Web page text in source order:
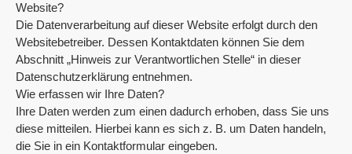
Website?
Die Datenverarbeitung auf dieser Website erfolgt durch den
Websitebetreiber. Dessen Kontaktdaten können Sie dem
Abschnitt „Hinweis zur Verantwortlichen Stelle“ in dieser
Datenschutzerklärung entnehmen.
Wie erfassen wir Ihre Daten?
Ihre Daten werden zum einen dadurch erhoben, dass Sie uns
diese mitteilen. Hierbei kann es sich z. B. um Daten handeln,
die Sie in ein Kontaktformular eingeben.